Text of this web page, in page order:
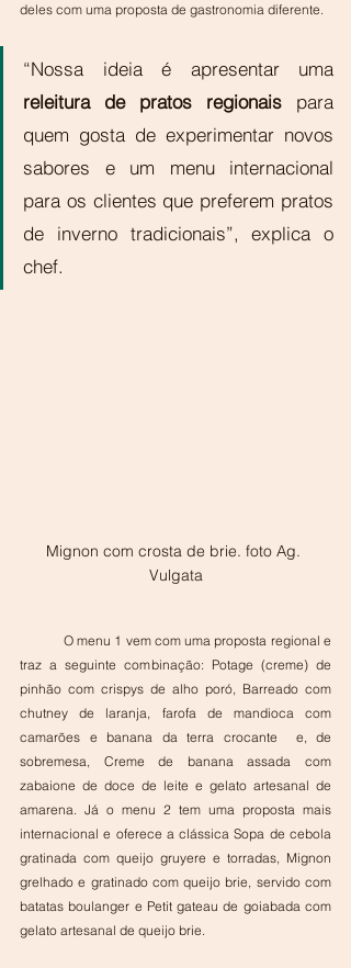
deles com uma proposta de gastronomia diferente.
releitura de pratos regionais para
quem gosta de experimentar novos
sabores e um menu internacional
para os clientes que preferem pratos
de inverno tradicionais”, explica o
chef.
Mignon com crosta de brie. foto Ag.
Vulgata
O menu 1 vem com uma proposta regional e
traz a seguinte combinação: Potage (creme) de
pinhão com crispys de alho poró, Barreado com
chutney de laranja, farofa de mandioca com
camarões e banana da terra crocante  e, de
sobremesa, Creme de banana assada com
zabaione de doce de leite e gelato artesanal de
amarena. Já o menu 2 tem uma proposta mais
internacional e oferece a clássica Sopa de cebola
gratinada com queijo gruyere e torradas, Mignon
grelhado e gratinado com queijo brie, servido com
batatas boulanger e Petit gateau de goiabada com
gelato artesanal de queijo brie.